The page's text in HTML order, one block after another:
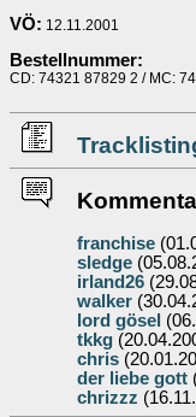
VÖ: 12.11.2001
Bestellnummer:
CD: 74321 87829 2 / MC:
franchise
sledge
irland26
walker
lord gösel
tkkg
chris
der liebe gott
chrizzz